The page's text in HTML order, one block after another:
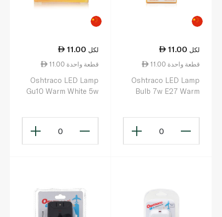
11.00 لكل
11.00 قطعة واحدة
Oshtraco LED Lamp
Bulb 7w E27 Warm
0
11.00 لكل
11.00 قطعة واحدة
Oshtraco LED Lamp
Gu10 Warm White 5w
0